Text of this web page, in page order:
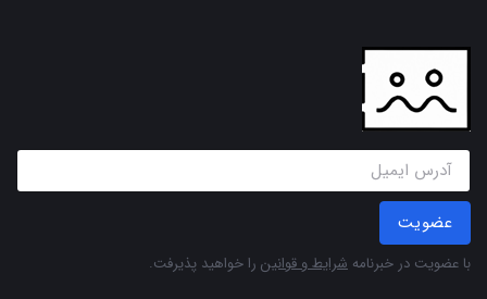
عضویت
با عضویت در خبرنامه شرایط و قوانین را خواهید پذیرفت.